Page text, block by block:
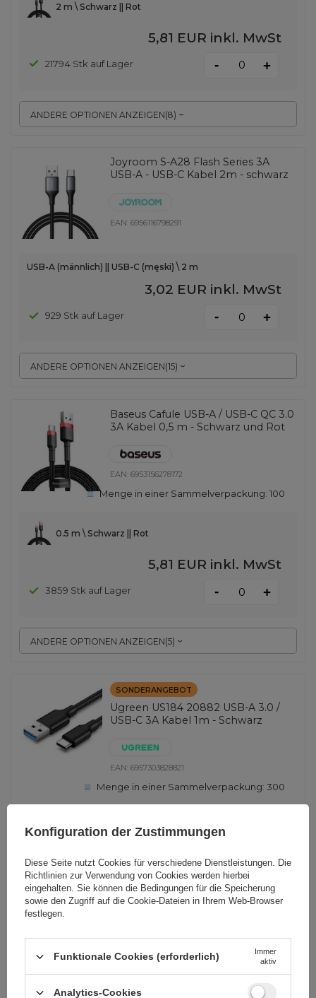
ANDERE OPTIONEN ANZEIGEN(8)
2 m \ Schwarz || Rot
5,81 EUR inkl. MwSt
21794 Stk auf Lager - +
Joyroom S-A28 Flash Series 3A
USB-A - USB-C Kabel 2m - schwarz
EAN:6956116798291
ANDERE OPTIONEN ANZEIGEN(15)
USB-A (männlich) || USB-C (męski) \ 2 m
3,02 EUR inkl. MwSt
929 Stk auf Lager - +
Baseus Cafule USB-A / USB-C QC 3.0
3A Kabel 0,5 m - Schwarz und Rot
EAN:6953156278172
Menge in einer Sammelverpackung:100
ANDERE OPTIONEN ANZEIGEN(5)
0.5 m \ Schwarz || Rot
5,81 EUR inkl. MwSt
3859 Stk auf Lager - +
SONDERANGEBOT
Ugreen US184 20882 USB-A 3.0 /
USB-C 3A Kabel 1m - Schwarz
EAN:6957303828821
Menge in einer Sammelverpackung:300
ANDERE OPTIONEN ANZEIGEN(1)
1 m
3,95 EURinkl. MwSt
Niedrigster Preis in 30 Tagen vor Rabatt:4,16 EUR
Normaler Preis:4,65 EUR -15%
1426 Stk auf Lager
Konfiguration der Zustimmungen
Diese Seite nutzt Cookies für verschiedene Dienstleistungen. Die
Richtlinien zur Verwendung von Cookies werden hierbei
eingehalten. Sie können die Bedingungen für die Speicherung
sowie den Zugriff auf die Cookie-Dateien in Ihrem Web-Browser
festlegen.
Funktionale Cookies (erforderlich)
Immer
aktiv
Analytics-Cookies